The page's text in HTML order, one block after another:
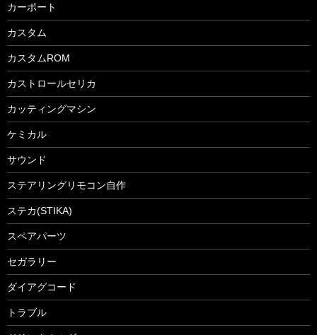
カーポート
カスタム
カスタムROM
カストロールセリカ
カッティングマシン
ケミカル
サウンド
ステアリングリモコン自作
ステカ(STIKA)
スペアパーツ
セガラリー
ダイアグコード
トラブル